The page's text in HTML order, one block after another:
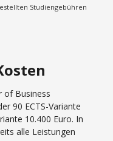
Studiengebühren
of Business
90 ECTS-Variante
10.400 Euro. In
alle Leistungen